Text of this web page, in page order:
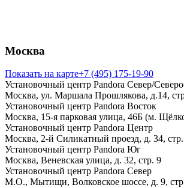
Москва
Показать на карте+7 (495) 175-19-90
Установочный центр Pandora Север/
Москва, ул. Маршала Прошлякова, д.14,
Установочный центр Pandora Восток
Москва, 15-я парковая улица, 46Б (м.
Установочный центр Pandora Центр
Москва, 2-й Силикатный проезд, д. 34,
Установочный центр Pandora Юг
Москва, Веневская улица, д. 32, стр. 9
Установочный центр Pandora Север
М.О., Мытищи, Волковское шоссе, д. 9,